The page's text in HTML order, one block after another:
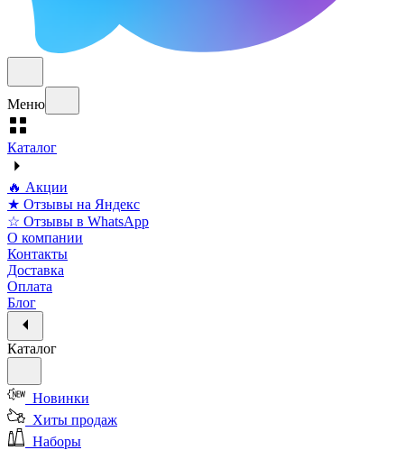
Меню
Каталог
🔥 Акции
★ Отзывы на Яндекс
☆ Отзывы в WhatsApp
О компании
Контакты
Доставка
Оплата
Блог
Каталог
Новинки
Хиты продаж
Наборы